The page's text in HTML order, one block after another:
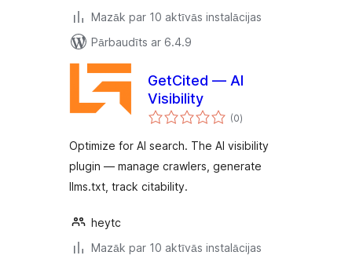
Mazāk par 10 aktīvās instalācijas
Pārbaudīts ar 6.4.9
GetCited — AI
Visibility
(0vērtējumu
kopsumma
)
Optimize for AI search. The AI visibility
plugin — manage crawlers, generate
llms.txt, track citability.
heytc
Mazāk par 10 aktīvās instalācijas